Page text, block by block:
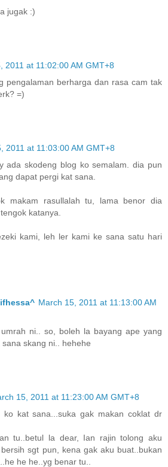
jugak :)
2011 at 11:02:00 AM GMT+8
pengalaman berharga dan rasa cam tak
=)
2011 at 11:03:00 AM GMT+8
ada skodeng blog ko semalam. dia pun
dapat pergi kat sana.
makam rasullalah tu, lama benor dia
katanya.
kami, leh ler kami ke sana satu hari
March 15, 2011 at 11:13:00 AM
ni.. so, boleh la bayang ape yang
skang ni.. hehehe
15, 2011 at 11:23:00 AM GMT+8
ko kat sana...suka gak makan coklat dr
tu..betul la dear, Ian rajin tolong aku
sgt pun, kena gak aku buat..bukan
he he..yg benar tu..